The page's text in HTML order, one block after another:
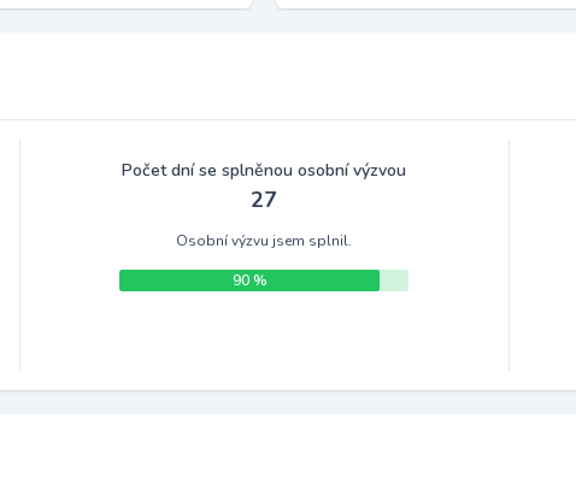
Počet dní se splněnou osobní výzvou
27
Osobní výzvu jsem splnil.
90 %